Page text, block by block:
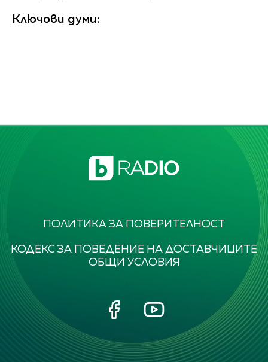
Ключови думи:
ПОЛИТИКА ЗА ПОВЕРИТЕЛНОСТ
КОДЕКС ЗА ПОВЕДЕНИЕ НА ДОСТАВЧИЦИТЕ
ОБЩИ УСЛОВИЯ